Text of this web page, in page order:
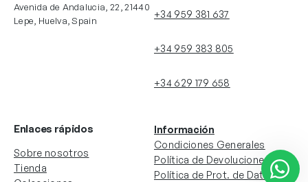
Avenida de Andalucia, 22, 21440
Lepe, Huelva, Spain
+34 959 381 637
+34 959 383 805
+34 629 179 658
Enlaces rápidos
Sobre nosotros
Tienda
Información
Condiciones Generales
Política de Devoluciones
Política de Prot. de Datos